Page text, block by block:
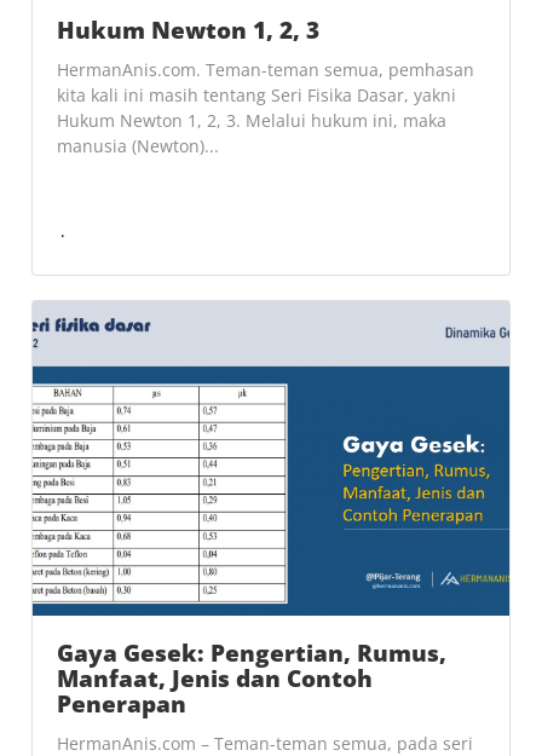
Hukum Newton 1, 2, 3
HermanAnis.com. Teman-teman semua, pemhasan
kita kali ini masih tentang Seri Fisika Dasar, yakni
Hukum Newton 1, 2, 3. Melalui hukum ini, maka
manusia (Newton)...
Gaya Gesek: Pengertian, Rumus,
Manfaat, Jenis dan Contoh
Penerapan
HermanAnis.com – Teman-teman semua, pada seri